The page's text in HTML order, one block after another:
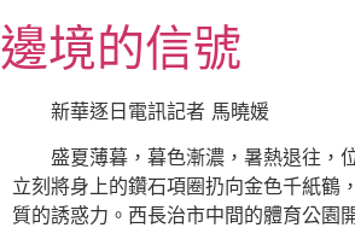
至
主
邊境的信號
新華逐日電訊記者 馬曉媛
盛夏薄暮，暮色漸濃，暑熱退往，
立刻將身上的鑽石項圈扔向金色千紙鶴
質的誘惑力。西長治市中間的體育公園